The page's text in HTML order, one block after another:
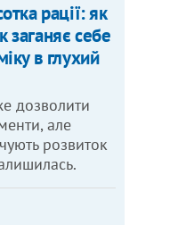
рації: як
заганяє себе
в глухий
дозволити
але
розвиток